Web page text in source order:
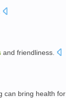
and friendliness
can bring health for